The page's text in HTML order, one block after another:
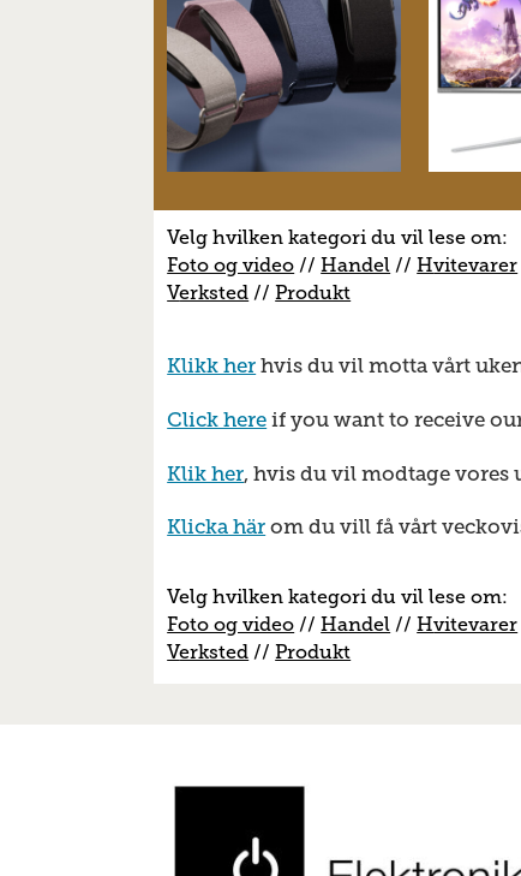
Velg hvilken kategori du vil lese om:
Foto og video //Handel //Hvitevarer
Verksted //Produkt
Klikk her hvis du vil motta vårt
Click here if you want to receive
Klik her, hvis du vil modtage vores
Klicka här om du vill få vårt
Velg hvilken kategori du vil lese om:
Foto og video //Handel //Hvitevarer
Verksted //Produkt